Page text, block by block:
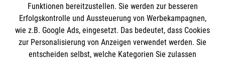
Impressum
Datenschutz
Barrierefreiheit
Die Malteser
Funktionen bereitzustellen. Sie werden zur besseren
Erfolgskontrolle und Aussteuerung von Werbekampagnen,
wie z.B. Google Ads, eingesetzt. Das bedeutet, dass Cookies
zur Personalisierung von Anzeigen verwendet werden. Sie
entscheiden selbst, welche Kategorien Sie zulassen